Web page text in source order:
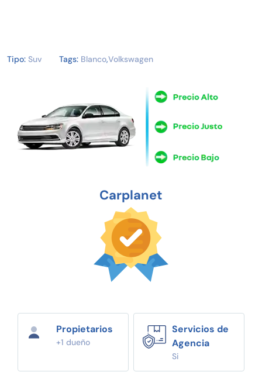
Tipo: Suv Tags: Blanco,Volkswagen
Carplanet
Propietarios
+1 dueño
Servicios de
Agencia
Si